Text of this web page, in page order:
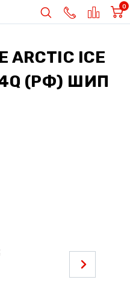
0
ARCTIC ICE
(РФ) ШИП